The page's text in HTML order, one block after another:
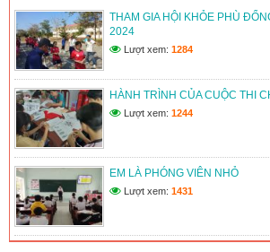
(12/06/2026)
LIÊN ĐỘI TRƯỜNG TH&THCS TÂN
PHÁT TRIỂN CÂU LẠC BỘ VĂN
THAO
(12/06/2026)
LIÊN ĐỘI TRƯỜNG TH&THCS TÂN
HOẠT ĐỘNG VIẾT THƯ CHÀO
CẤP
(12/06/2026)
THAM GIA HỘI KHỎE PHÙ
2024
Lượt xem: 1284
HÀNH TRÌNH CỦA CUỘC THI
Lượt xem: 1244
EM LÀ PHÓNG VIÊN NHỎ
Lượt xem: 1431